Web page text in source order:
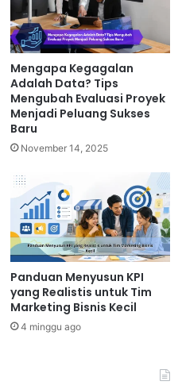
Mengapa Kegagalan
Adalah Data? Tips
Mengubah Evaluasi Proyek
Menjadi Peluang Sukses
Baru
November 14, 2025
Panduan Menyusun KPI
yang Realistis untuk Tim
Marketing Bisnis Kecil
4 minggu ago